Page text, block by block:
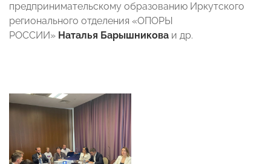
предпринимательскому образованию Иркутского
регионального отделения «ОПОРЫ
РОССИИ» Наталья Барышникова и др.